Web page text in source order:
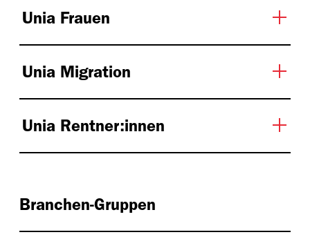
Unia Frauen
Unia Migration
Unia Rentner:innen
Branchen-Gruppen